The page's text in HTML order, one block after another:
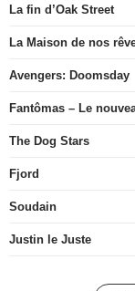
La fin d’Oak Street
La Maison de nos
Avengers: Doomsday
Fantômas – Le
The Dog Stars
Fjord
Soudain
Justin le Juste